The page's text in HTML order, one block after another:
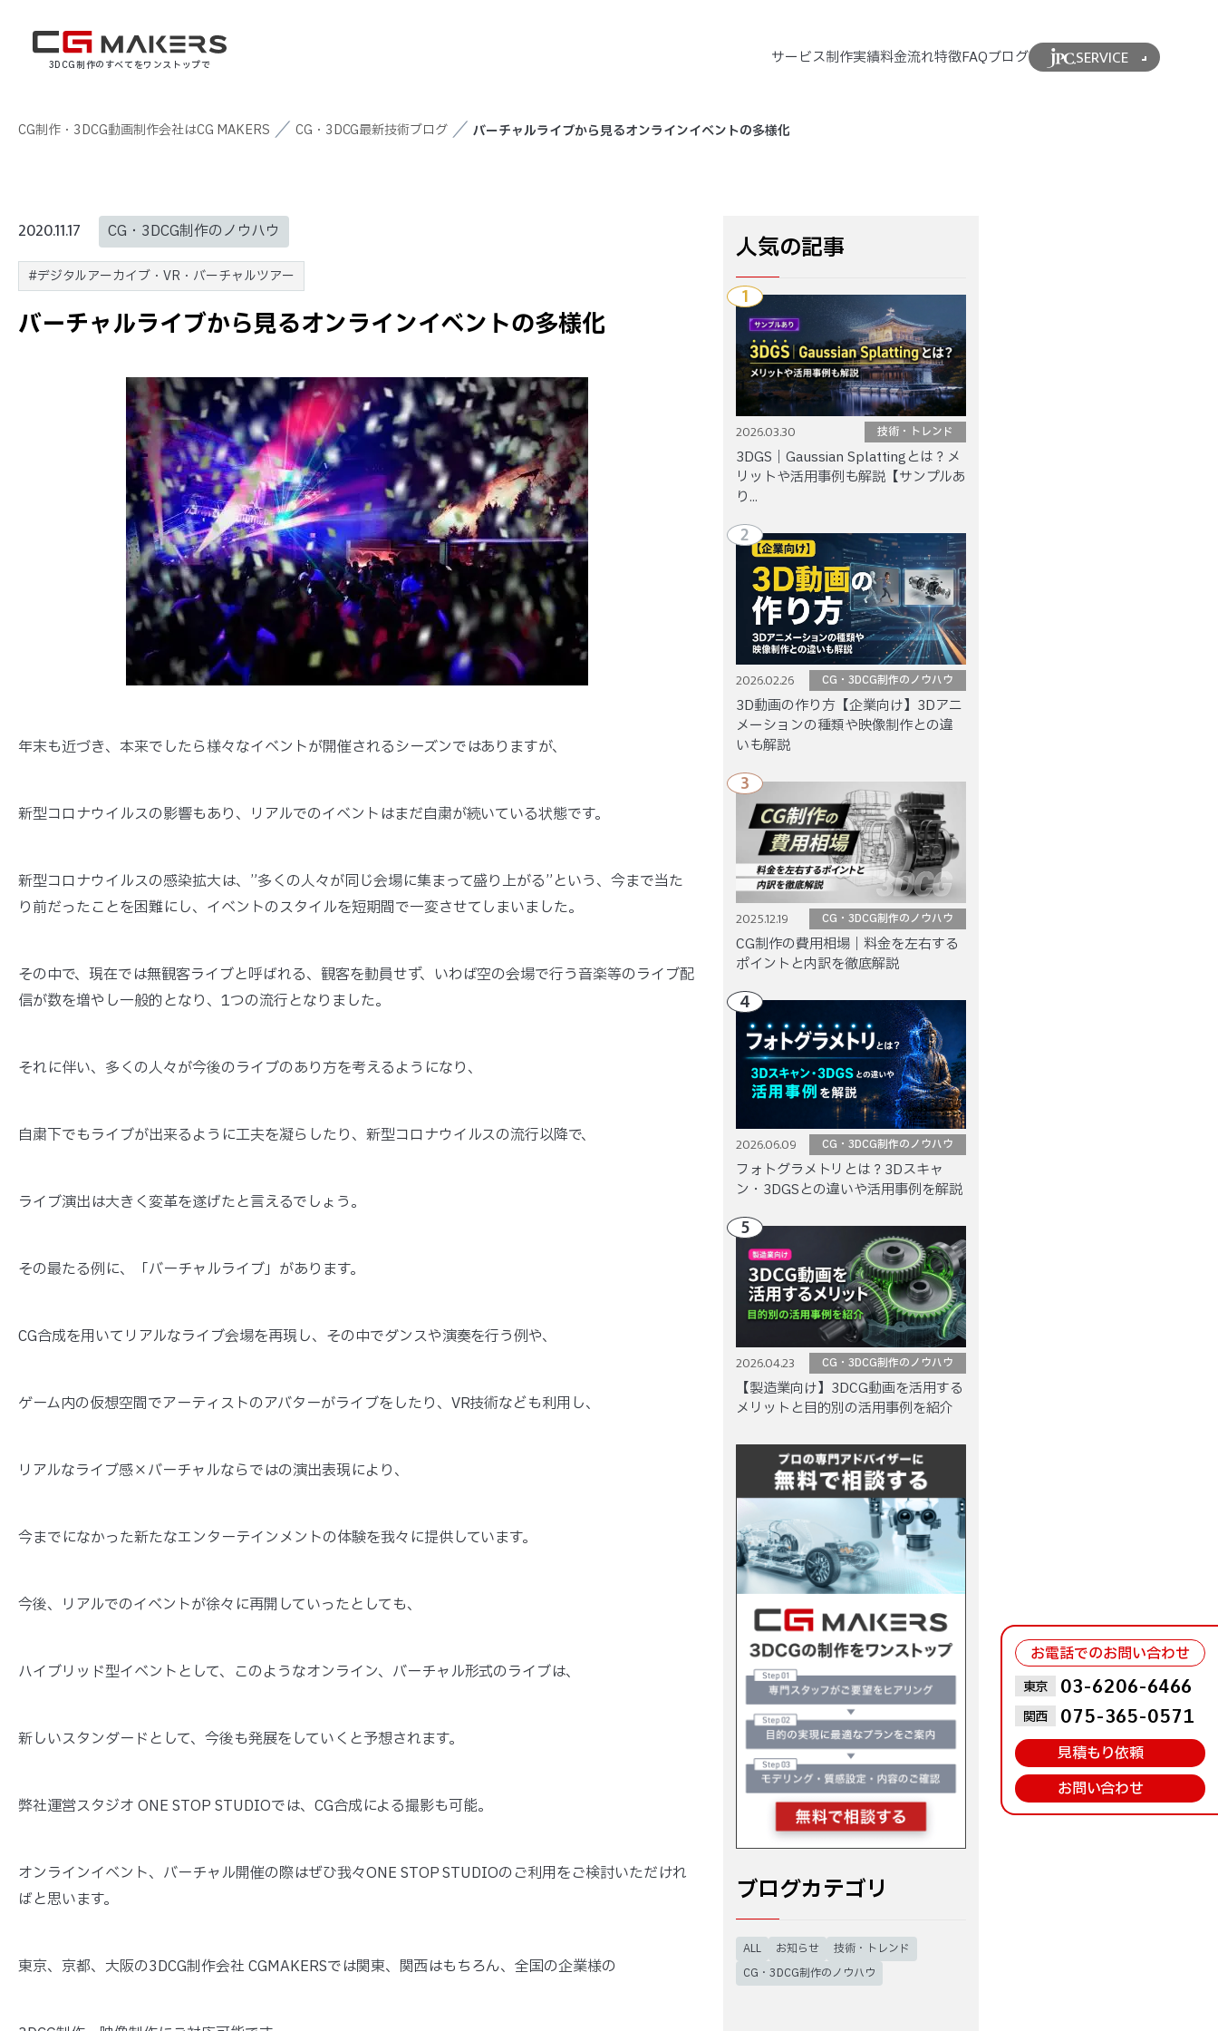
3DCG制作のすべてをワンストップで サービス制作実績料金流れ特徴FAQブログ SERVICE
CG制作・3DCG動画制作会社はCG MAKERS CG・3DCG最新技術ブログ バーチャルライブから見るオンラインイベントの多様化
2020.11.17 CG・3DCG制作のノウハウ
#デジタルアーカイブ・VR・バーチャルツアー
バーチャルライブから見るオンラインイベントの多様化
年末も近づき、本来でしたら様々なイベントが開催されるシーズンではありますが、
新型コロナウイルスの影響もあり、リアルでのイベントはまだ自粛が続いている状態です。
新型コロナウイルスの感染拡大は、”多くの人々が同じ会場に集まって盛り上がる”という、今まで当た
り前だったことを困難にし、 イベントのスタイルを短期間で一変させてしまいました。
その中で、現在では無観客ライブと呼ばれる、観客を動員せず、いわば空の会場で行う音楽等のライブ配
信が数を増やし一般的となり、1つの流行となりました。
それに伴い、多くの人々が今後のライブのあり方を考えるようになり、
自粛下でもライブが出来るように工夫を凝らしたり、新型コロナウイルスの流行以降で、
ライブ演出は大きく変革を遂げたと言えるでしょう。
その最たる例に、「バーチャルライブ」があります。
CG合成を用いてリアルなライブ会場を再現し、その中でダンスや演奏を行う例や、
ゲーム内の仮想空間でアーティストのアバターがライブをしたり、VR技術なども利用し、
リアルなライブ感×バーチャルならではの演出表現により、
今までになかった新たなエンターテインメントの体験を我々に提供しています。
今後、リアルでのイベントが徐々に再開していったとしても、
ハイブリッド型イベントとして、このようなオンライン、バーチャル形式のライブは、
新しいスタンダードとして、今後も発展をしていくと予想されます。
弊社運営スタジオ ONE STOP STUDIOでは、CG合成による撮影も可能。
オンラインイベント、バーチャル開催の際はぜひ我々ONE STOP STUDIOのご利用をご検討いただけれ
ばと思います。
東京、京都、大阪の3DCG制作会社 CGMAKERSでは関東、関西はもちろん、全国の企業様の
人気の記事
2026.03.30 技術・トレンド
3DGS｜Gaussian Splattingとは？メ
リットや活用事例も解説【サンプルあ
り...
1
2026.02.26 CG・3DCG制作のノウハウ
3D動画の作り方【企業向け】3Dアニ
メーションの種類や映像制作との違
いも解説
2
2025.12.19 CG・3DCG制作のノウハウ
CG制作の費用相場｜料金を左右する
ポイントと内訳を徹底解説
3
2026.06.09 CG・3DCG制作のノウハウ
フォトグラメトリとは？3Dスキャ
ン・3DGSとの違いや活用事例を解説
4
2026.04.23 CG・3DCG制作のノウハウ
【製造業向け】3DCG動画を活用する
メリットと目的別の活用事例を紹介
5
ブログカテゴリ
ALL お知らせ
技術・トレンド
CG・3DCG制作のノウハウ
お問い合わせはこちら
お電話でのお問い合わせ
東京 03-6206-6466
関西
075-365-0571
見積もり依頼
お問い合わせ